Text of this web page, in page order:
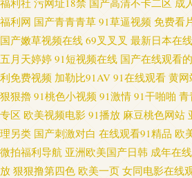
福利社 污网址18禁 国产高清不卡二区 成
福利网 国产青青青草 91草逼视频 免费看
国产嫩草视频在线 69叉叉叉 最新日本在
五月天婷婷 91短视频在线 国产在线观看的
利免费视频 加勒比91AV 91在线观看 黄网
狠狠擼 91桃色小视频 91激情 91干啪啪 青
专区 欧美视频电影 91播放 麻豆桃色网站
理另类 国产刺激对白 在线观看91精品 欧
微拍福利导航 亚洲欧美国产日韩 成年在
放 狠狠撸第四色 欧美一页 女同电影在线